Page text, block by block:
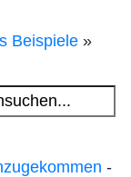
Beispiele »
-